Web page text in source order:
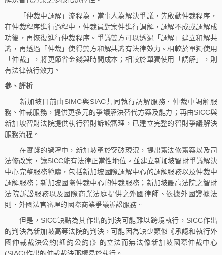
「仲裁中調解」流程為，當事人為解決爭議，先啟動仲裁程序，
在仲裁程序進行過程中，仲裁員對案件進行調解，調解不成或調解成
功後，再恢復進行仲裁程序。爭議雙方可以透過「調解」建立和解共
識，再透過「仲裁」使得雙方和解共識有法律效力。相較於單獨使用
「仲裁」，將更節省金錢與時間成本；相較於單獨使用「調解」，則
有法律執行效力。
參、評析
新加坡目前由SIMC與SIAC共同執行調解服務、仲裁中調解服
務、仲裁服務，提供更多元的爭議解決替代方案及能力；再由SICC與
新加坡智財法院提供執行智財訴訟審理，已建立完整的智財爭議解決
服務流程。
在實踐的過程中，新加坡勇於突破現況，提出憲法修憲案以及司
法修改案，讓SICC能有法律正當性地位。並建立新加坡智財爭議解決
中心完整服務範疇，包括新加坡國際調解中心的調解服務以及仲裁中
調解服務；新加坡國際仲裁中心的仲裁服務；新加坡最高法院之智財
法院訴訟服務以及國際商業法庭提供之外國律師、依據外國證據法
則、外國法官審理的國際商業爭議訴訟服務。
但是，SICC缺點為其作出的判決可能難以跨境執行，SICC作出
的判決為新加坡高等法院的判決，可能因為缺少類似《承認和執行外
國仲裁裁決公約(紐約公約)》的立法而無法像新加坡國際仲裁中心
(SIAC)作出的仲裁裁決那樣易於執行。